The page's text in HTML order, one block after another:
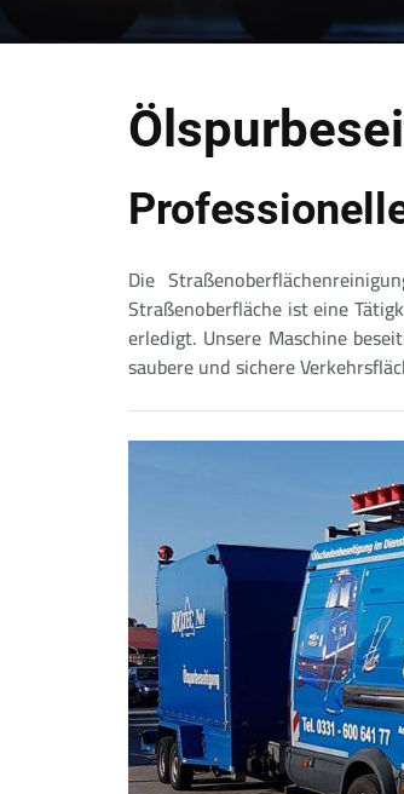
Die
Straßenoberfläche ist eine
erledigt. Unsere Maschine
saubere und sichere